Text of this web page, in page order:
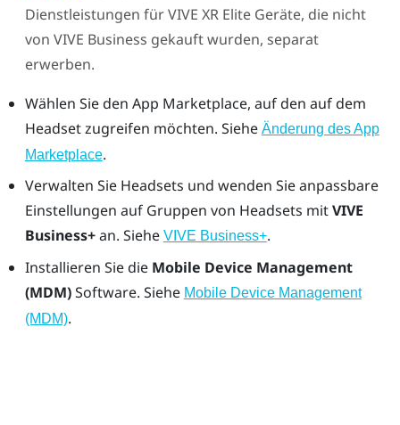
Dienstleistungen fürVIVE XR EliteGeräte, die nicht
von VIVE Business gekauft wurden, separat
erwerben.
Wählen Sie den App Marketplace, auf den auf dem
Headset zugreifen möchten. Siehe Änderung des App
Marketplace.
Verwalten Sie Headsets und wenden Sie anpassbare
Einstellungen auf Gruppen von Headsets mitVIVE
Business+an. Siehe VIVE Business+.
Installieren Sie die Mobile Device Management
(MDM)Software. Siehe Mobile Device Management
(MDM).